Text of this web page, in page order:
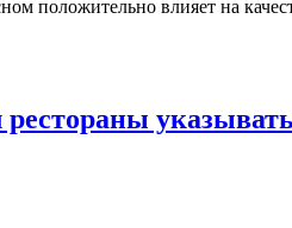
положительно влияет на
рестораны